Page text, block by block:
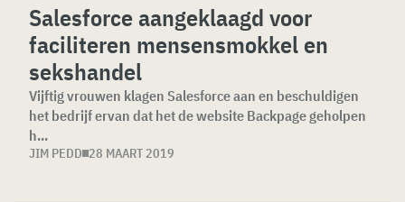
Salesforce aangeklaagd voor
faciliteren mensensmokkel en
sekshandel
Vijftig vrouwen klagen Salesforce aan en beschuldigen
het bedrijf ervan dat het de website Backpage geholpen
h...
JIM PEDD 28 MAART 2019